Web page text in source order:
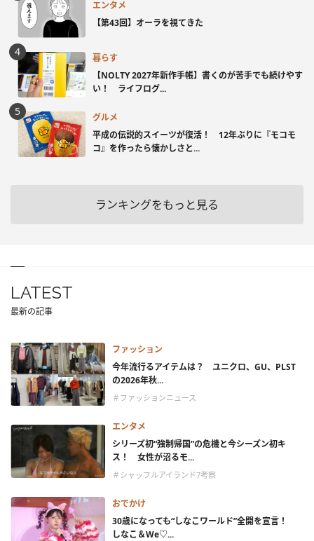
エンタメ
【第43回】オーラを視てきた
暮らす
【NOLTY 2027年新作手帳】書くのが苦手でも続けやす
い！ ライフログ...
グルメ
平成の伝説的スイーツが復活！ 12年ぶりに『モコモ
コ』を作ったら懐かしさと...
ランキングをもっと見る
LATEST
最新の記事
ファッション
今年流行るアイテムは？ ユニクロ、GU、PLST
の2026年秋...
＃ファッションニュース
エンタメ
シリーズ初“強制帰国”の危機と今シーズン初キ
ス！ 女性が沼るモ...
＃シャッフルアイランド7考察
おでかけ
30歳になっても“しなこワールド”全開を宣言！
しなこ＆We♡...